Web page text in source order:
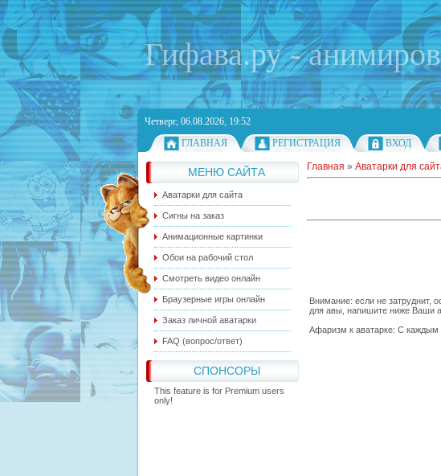
Гифава.ру -
Четверг, 06.08.2026, 19:52
ГЛАВНАЯ
РЕГИСТРАЦИЯ ВХОД
МЕНЮ САЙТА
Аватарки для сайта
Сигны на заказ
Анимационные картинки
Обои на рабочий стол
Смотреть видео онлайн
Браузерные игры онлайн
Заказ личной аватарки
FAQ (вопрос/ответ)
СПОНСОРЫ
This feature is for Premium users
only!
Главная » Аватарки для
Внимание: если не затруднит,
для авы, напишите ниже Ваши
Афаризм к аватарке: С каждым